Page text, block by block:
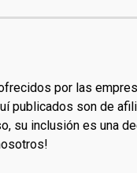
por las
publicados son de
su inclusión es una